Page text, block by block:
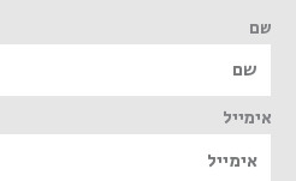
שם
אימייל